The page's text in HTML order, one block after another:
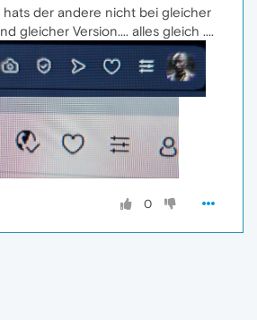
der andere nicht bei gleicher
gleicher Version.... alles gleich ....
0